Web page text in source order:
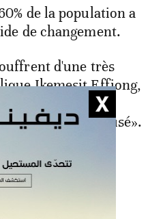
de la population a
de changement.
d'une très
Ikemesit Effiong,
qui
vraiment désabusé».
le 10/06/2022 à 11h36